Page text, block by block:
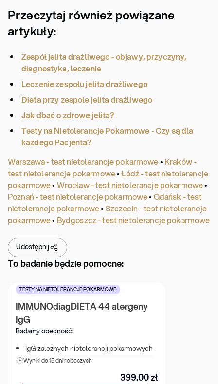
Przeczytaj również powiązane
artykuły:
Zespół jelita drażliwego - objawy, przyczyny,
diagnostyka, leczenie
Leczenie zespołu jelita drażliwego
Dieta przy zespole jelita drażliwego
Jak dbać o zdrowe jelita?
Testy na Nietolerancje Pokarmowe - Czy są dla
każdego Pacjenta?
Warszawa - test nietolerancje pokarmowe• Kraków -
test nietolerancje pokarmowe•Łódź - test nietolerancje
pokarmowe• Wrocław - test nietolerancje pokarmowe•
Poznań - test nietolerancje pokarmowe• Gdańsk - test
nietolerancje pokarmowe• Szczecin - test nietolerancje
pokarmowe• Bydgoszcz - test nietolerancje pokarmowe
Udostępnij
To badanie będzie pomocne:
TESTY NA NIETOLERANCJE POKARMOWE
IMMUNOdiagDIETA 44 alergeny
IgG
Badamy obecność:
IgG zależnych nietolerancji pokarmowych
Wyniki do 15 dni roboczych
399.00zł